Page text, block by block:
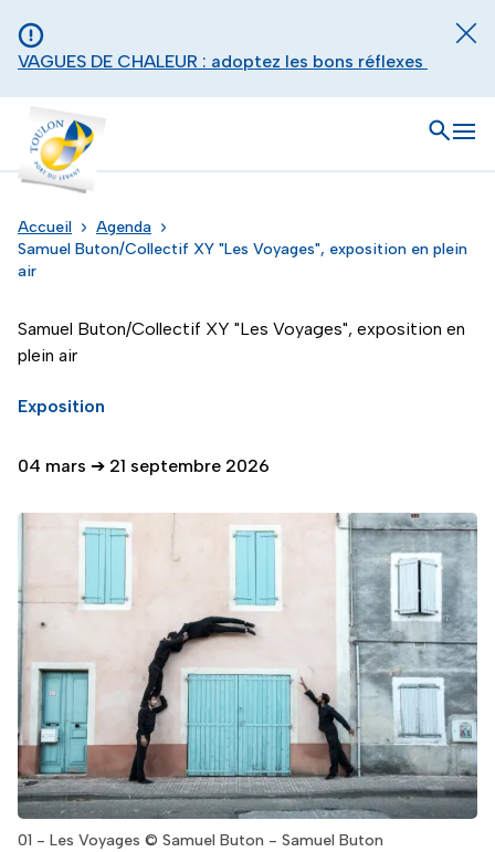
VAGUES DE CHALEUR : adoptez les bons réflexes
Toulon - Port du levant, retour à l'accueil
Ouvrir
Accueil
Agenda
Samuel Buton/Collectif XY "Les Voyages", exposition en plein
air
Samuel Buton/Collectif XY "Les Voyages", exposition en
plein air
Exposition
04 mars ➔ 21 septembre 2026
01 - Les Voyages © Samuel Buton - Samuel Buton